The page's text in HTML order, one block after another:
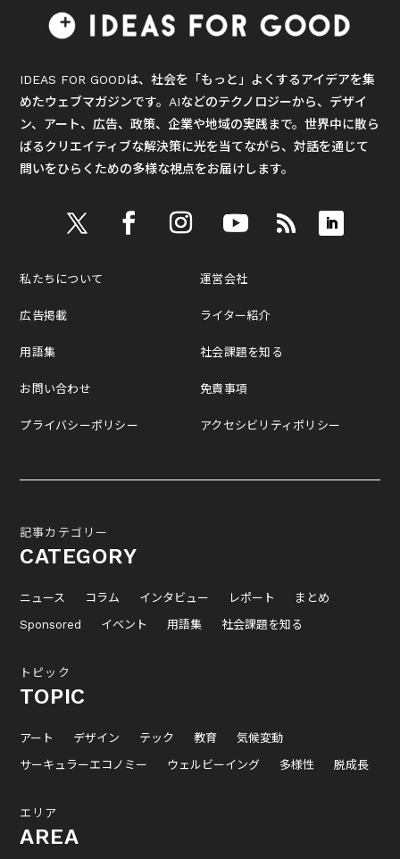
IDEAS FOR GOODは、社会を「もっと」よくするアイデアを集
めたウェブマガジンです。AIなどのテクノロジーから、デザイ
ン、アート、広告、政策、企業や地域の実践まで。世界中に散ら
ばるクリエイティブな解決策に光を当てながら、対話を通じて
問いをひらくための多様な視点をお届けします。
私たちについて
広告掲載
用語集
お問い合わせ
プライバシーポリシー
運営会社
ライター紹介
社会課題を知る
免責事項
アクセシビリティポリシー
記事カテゴリー
CATEGORY
ニュース コラム インタビュー レポート
まとめ
Sponsored
イベント 用語集 社会課題を知る
トピック
TOPIC
アート デザイン テック 教育
気候変動
サーキュラーエコノミー
ウェルビーイング 多様性 脱成長
エリア
AREA